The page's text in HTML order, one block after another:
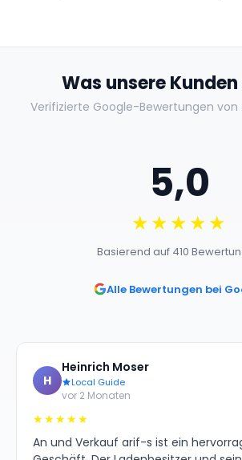
Was unsere
Verifizierte Google-Bewertungen
5,0
★★★★★
Basierend auf 410
Alle Bewertungen bei
H
Heinrich Moser
Local Guide
vor 2 Monaten
★★★★★
An und Verkauf arif-s ist ein